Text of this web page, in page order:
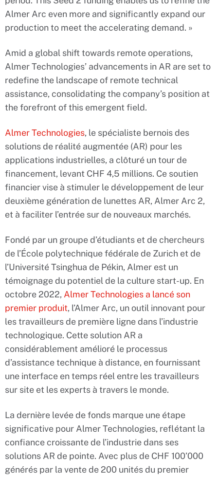
Almer Arc even more and significantly expand our
production to meet the accelerating demand. »
Amid a global shift towards remote operations,
Almer Technologies’ advancements in AR are set to
redefine the landscape of remote technical
assistance, consolidating the company’s position at
the forefront of this emergent field.
Almer Technologies, le spécialiste bernois des
solutions de réalité augmentée (AR) pour les
applications industrielles, a clôturé un tour de
financement, levant CHF 4,5 millions. Ce soutien
financier vise à stimuler le développement de leur
deuxième génération de lunettes AR, Almer Arc 2,
et à faciliter l’entrée sur de nouveaux marchés.
Fondé par un groupe d’étudiants et de chercheurs
de l’École polytechnique fédérale de Zurich et de
l’Université Tsinghua de Pékin, Almer est un
témoignage du potentiel de la culture start-up. En
octobre 2022, Almer Technologies a lancé son
premier produit, l’Almer Arc, un outil innovant pour
les travailleurs de première ligne dans l’industrie
technologique. Cette solution AR a
considérablement amélioré le processus
d’assistance technique à distance, en fournissant
une interface en temps réel entre les travailleurs
sur site et les experts à travers le monde.
La dernière levée de fonds marque une étape
significative pour Almer Technologies, reflétant la
confiance croissante de l’industrie dans ses
solutions AR de pointe. Avec plus de CHF 100’000
générés par la vente de 200 unités du premier